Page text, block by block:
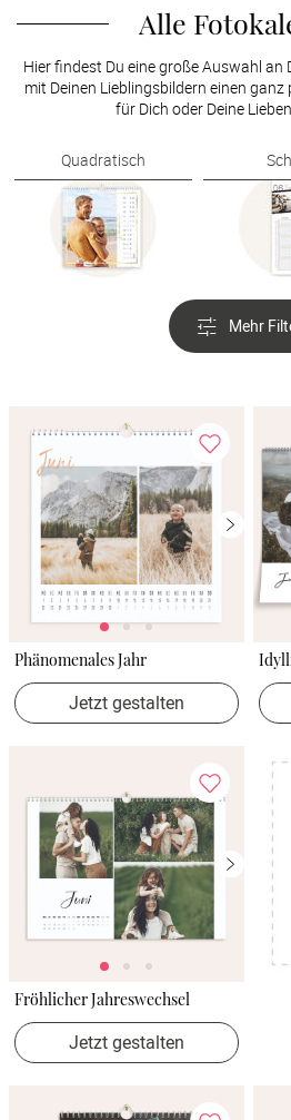
Alle
Hier findest Du eine große Auswahl
mit Deinen Lieblingsbildern einen
für Dich oder Deine
Quadratisch
Mehr
Phänomenales Jahr
Jetzt gestalten
Fröhlicher Jahreswechsel
Jetzt gestalten